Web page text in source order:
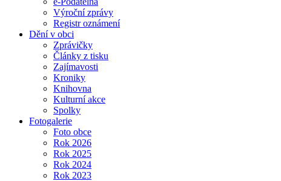
Výroční zprávy
Registr oznámení
Dění v obci
Zprávičky
Články z tisku
Zajímavosti
Kroniky
Knihovna
Kulturní akce
Spolky
Fotogalerie
Foto obce
Rok 2026
Rok 2025
Rok 2024
Rok 2023